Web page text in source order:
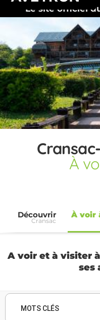
Le site officiel
À
Découvrir
Cransac
À voir
A voir et à visiter
ses
MOTS CLÉS